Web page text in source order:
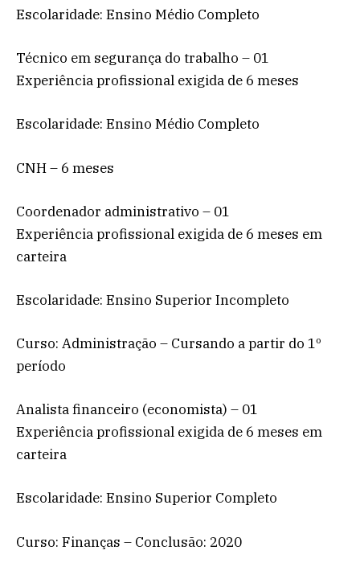
Escolaridade: Ensino Médio Completo
Técnico em segurança do trabalho – 01
Experiência profissional exigida de 6 meses
Escolaridade: Ensino Médio Completo
CNH – 6 meses
Coordenador administrativo – 01
Experiência profissional exigida de 6 meses em
carteira
Escolaridade: Ensino Superior Incompleto
Curso: Administração – Cursando a partir do 1º
período
Analista financeiro (economista) – 01
Experiência profissional exigida de 6 meses em
carteira
Escolaridade: Ensino Superior Completo
Curso: Finanças – Conclusão: 2020